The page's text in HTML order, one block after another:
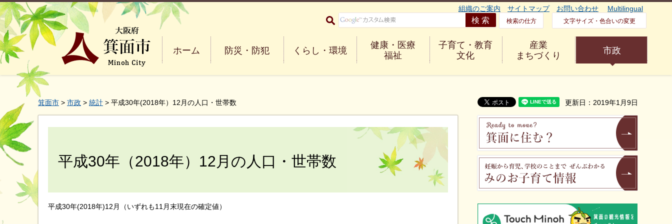
大阪府箕面市 Minoh City
組織のご案内 サイトマップ お問い合わせ Multilingual
検索の仕方 文字サイズ・色合いの変更
ホーム 防災・防犯 くらし・環境
健康・医療
福祉
子育て・教育
文化
産業
まちづくり
市政
箕面市 > 市政 > 統計 > 平成30年(2018年）12月の人口・世帯数 更新日：2019年1月9日
平成30年（2018年）12月の人口・世帯数
平成30年(2018年)12月（いずれも11月末現在の確定値）